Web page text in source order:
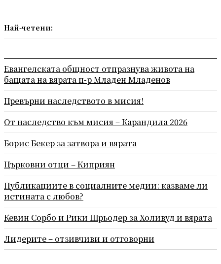
Най-четени:
Евангелската общност отпразнува живота на
бащата на вярата п-р Младен Младенов
Превърни наследството в мисия!
От наследство към мисия – Карандила 2026
Борис Бекер за затвора и вярата
Църковни отци – Киприян
Публикациите в социалните медии: казваме ли
истината с любов?
Кевин Сорбо и Рики Шрьодер за Холивуд и вярата
Лидерите – отзивчиви и отговорни